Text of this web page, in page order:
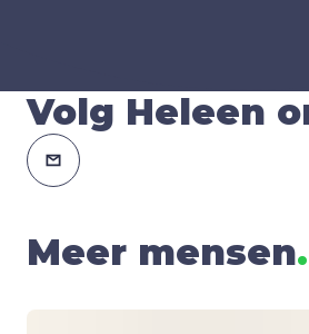
Volg Heleen
Meer mensen.